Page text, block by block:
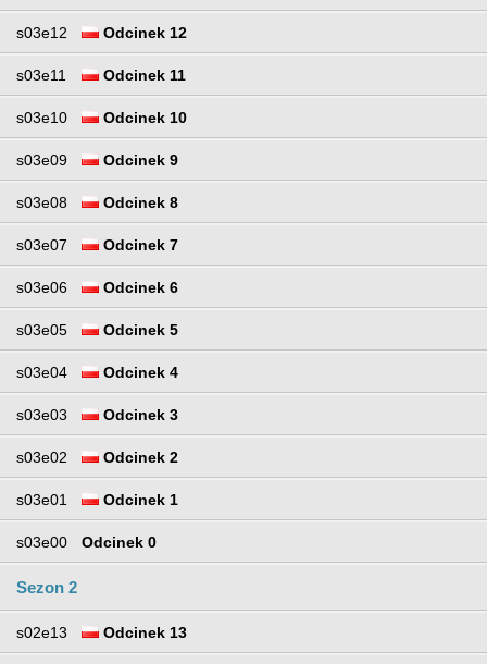
s03e12 Odcinek 12
s03e11 Odcinek 11
s03e10 Odcinek 10
s03e09 Odcinek 9
s03e08 Odcinek 8
s03e07 Odcinek 7
s03e06 Odcinek 6
s03e05 Odcinek 5
s03e04 Odcinek 4
s03e03 Odcinek 3
s03e02 Odcinek 2
s03e01 Odcinek 1
s03e00 Odcinek 0
Sezon 2
s02e13 Odcinek 13